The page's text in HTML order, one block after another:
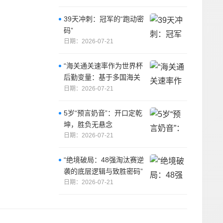
39天冲刺：冠军的“跑动密
码”
日期：2026-07-21
“海关通关速率作为世界杯
后勤变量：基于多国海关
运作体系的战术评估框架”
日期：2026-07-21
5岁“预言奶音”：开口定乾
坤，胜负无悬念
日期：2026-07-21
“绝境破局：48强淘汰赛逆
袭的底层逻辑与致胜密码”
日期：2026-07-21